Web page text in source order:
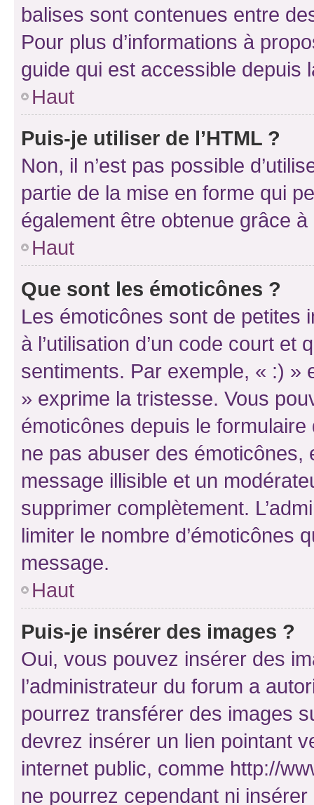
balises sont contenues entre
Pour plus d’informations à
guide qui est accessible depuis
Haut
Puis-je utiliser de l’HTML ?
Non, il n’est pas possible
partie de la mise en forme qui
également être obtenue grâce à
Haut
Que sont les émoticônes ?
Les émoticônes sont de petites
à l’utilisation d’un code court et
sentiments. Par exemple, « :) »
» exprime la tristesse. Vous
émoticônes depuis le
ne pas abuser des
message illisible et un
supprimer complètement.
limiter le nombre d’émoticônes
message.
Haut
Puis-je insérer des images ?
Oui, vous pouvez insérer des
l’administrateur du forum a
pourrez transférer des images
devrez insérer un lien pointant
internet public, comme http://
ne pourrez cependant ni